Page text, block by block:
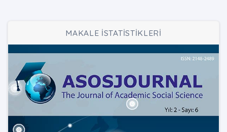
MAKALE İSTATİSTİKLERİ